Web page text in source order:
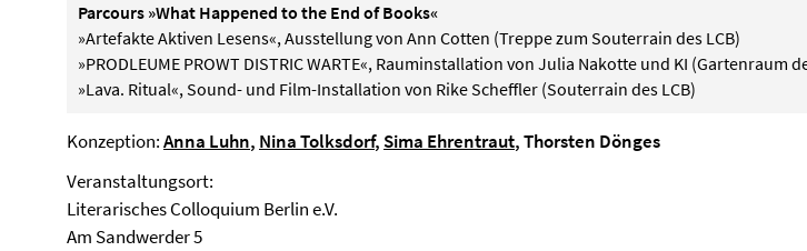
Parcours »What Happened to the End of Books«
»Artefakte Aktiven Lesens«, Ausstellung von Ann Cotten (Treppe zum Souterrain des LCB)
»PRODLEUME PROWT DISTRIC WARTE«, Rauminstallation von Julia Nakotte und KI (Gartenraum
»Lava. Ritual«, Sound- und Film-Installation von Rike Scheffler (Souterrain des LCB)
Konzeption:Anna Luhn, Nina Tolksdorf, Sima Ehrentraut, Thorsten Dönges
Veranstaltungsort:
Literarisches Colloquium Berlin e.V.
Am Sandwerder 5